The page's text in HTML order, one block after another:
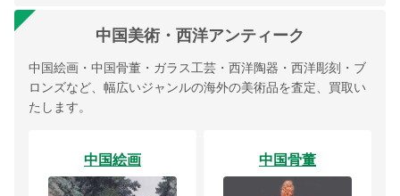
中国美術・西洋アンティーク
中国絵画・中国骨董・ガラス工芸・西洋陶器・西洋彫刻・ブ
ロンズなど、幅広いジャンルの海外の美術品を査定、買取い
たします。
中国絵画 中国骨董